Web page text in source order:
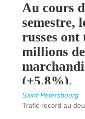
Au cours
semestre,
russes
millions
(+5,8%).
Saint-Pétersbourg
Trafic record au